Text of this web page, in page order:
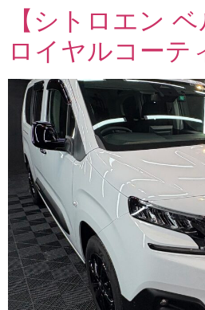
【シトロエン ベ
ロイヤルコーテ